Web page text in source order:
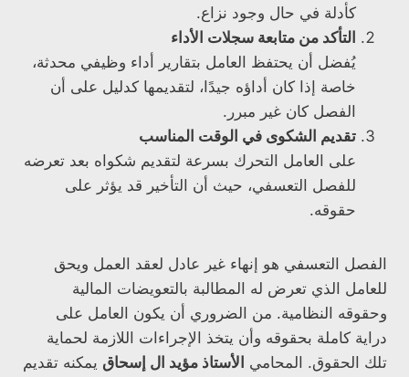
كأدلة في حال وجود نزاع.
التأكد من متابعة سجلات الأداء
يُفضل أن يحتفظ العامل بتقارير أداء وظيفي محدثة،
خاصة إذا كان أداؤه جيدًا، لتقديمها كدليل على أن
الفصل كان غير مبرر.
تقديم الشكوى في الوقت المناسب
على العامل التحرك بسرعة لتقديم شكواه بعد تعرضه
للفصل التعسفي، حيث أن التأخير قد يؤثر على
حقوقه.
الفصل التعسفي هو إنهاء غير عادل لعقد العمل ويحق
للعامل الذي تعرض له المطالبة بالتعويضات المالية
وحقوقه النظامية. من الضروري أن يكون العامل على
دراية كاملة بحقوقه وأن يتخذ الإجراءات اللازمة لحماية
تلك الحقوق. المحامي الأستاذ مؤيد ال إسحاق يمكنه تقديم